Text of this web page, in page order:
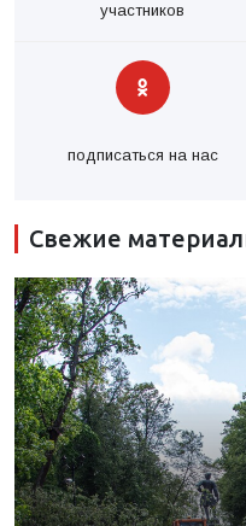
участников
подписаться на нас
Свежие